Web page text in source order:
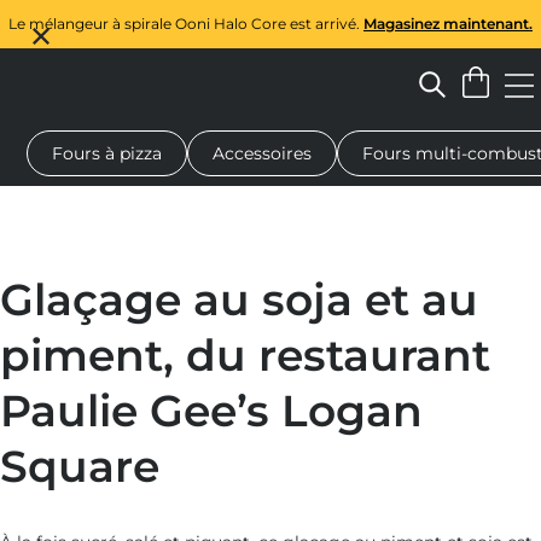
Le mélangeur à spirale Ooni Halo Core est arrivé. Magasinez maintenant.
pizza au feu de bois Malaxeur à pâte Cadeaux Planches de
Fours à pizza Accessoires Fours multi-
Glaçage au soja et au
piment, du restaurant
Paulie Gee’s Logan
Square